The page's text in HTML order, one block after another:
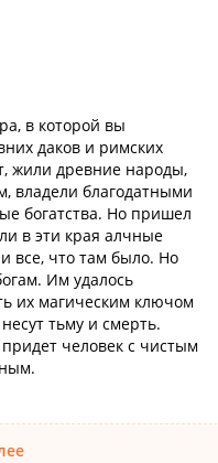
в которой вы
даков и римских
жили древние народы,
владели благодатными
богатства. Но пришел
в эти края алчные
все, что там было. Но
Им удалось
их магическим ключом
тьму и смерть.
человек с чистым